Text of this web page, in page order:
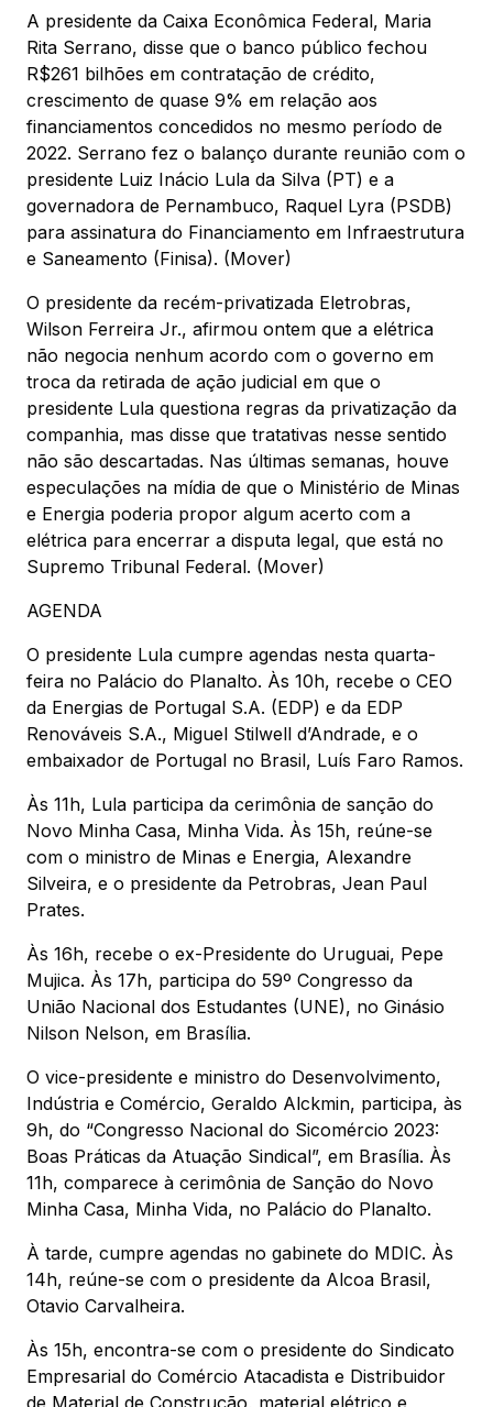
A presidente da Caixa Econômica Federal, Maria
Rita Serrano, disse que o banco público fechou
R$261 bilhões em contratação de crédito,
crescimento de quase 9% em relação aos
financiamentos concedidos no mesmo período de
2022. Serrano fez o balanço durante reunião com o
presidente Luiz Inácio Lula da Silva (PT) e a
governadora de Pernambuco, Raquel Lyra (PSDB)
para assinatura do Financiamento em Infraestrutura
e Saneamento (Finisa). (Mover)
O presidente da recém-privatizada Eletrobras,
Wilson Ferreira Jr., afirmou ontem que a elétrica
não negocia nenhum acordo com o governo em
troca da retirada de ação judicial em que o
presidente Lula questiona regras da privatização da
companhia, mas disse que tratativas nesse sentido
não são descartadas. Nas últimas semanas, houve
especulações na mídia de que o Ministério de Minas
e Energia poderia propor algum acerto com a
elétrica para encerrar a disputa legal, que está no
Supremo Tribunal Federal. (Mover)
AGENDA
O presidente Lula cumpre agendas nesta quarta-
feira no Palácio do Planalto. Às 10h, recebe o CEO
da Energias de Portugal S.A. (EDP) e da EDP
Renováveis S.A., Miguel Stilwell d’Andrade, e o
embaixador de Portugal no Brasil, Luís Faro Ramos.
Às 11h, Lula participa da cerimônia de sanção do
Novo Minha Casa, Minha Vida. Às 15h, reúne-se
com o ministro de Minas e Energia, Alexandre
Silveira, e o presidente da Petrobras, Jean Paul
Prates.
Às 16h, recebe o ex-Presidente do Uruguai, Pepe
Mujica. Às 17h, participa do 59º Congresso da
União Nacional dos Estudantes (UNE), no Ginásio
Nilson Nelson, em Brasília.
O vice-presidente e ministro do Desenvolvimento,
Indústria e Comércio, Geraldo Alckmin, participa, às
9h, do “Congresso Nacional do Sicomércio 2023:
Boas Práticas da Atuação Sindical”, em Brasília. Às
11h, comparece à cerimônia de Sanção do Novo
Minha Casa, Minha Vida, no Palácio do Planalto.
À tarde, cumpre agendas no gabinete do MDIC. Às
14h, reúne-se com o presidente da Alcoa Brasil,
Otavio Carvalheira.
Às 15h, encontra-se com o presidente do Sindicato
Empresarial do Comércio Atacadista e Distribuidor
de Material de Construção, material elétrico e